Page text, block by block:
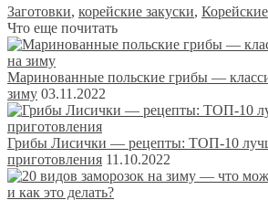
Заготовки, корейские закуски,
Что еще почитать
Маринованные польские грибы —
зиму 03.11.2022
Грибы Лисички — рецепты: ТОП-10
приготовления 11.10.2022